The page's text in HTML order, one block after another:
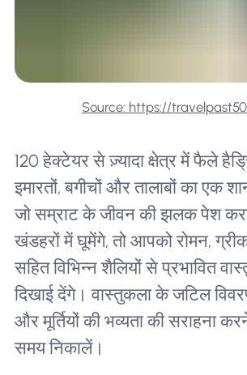
Source: https://
120 हेक्टेयर से ज़्यादा क्षेत्र में फैले
इमारतों, बगीचों और तालाबों का एक
जो सम्राट के जीवन की झलक पेश
खंडहरों में घूमेंगे, तो आपको रोमन,
सहित विभिन्न शैलियों से प्रभावित
दिखाई देंगे। वास्तुकला के जटिल
और मूर्तियों की भव्यता की सराहना
समय निकालें।